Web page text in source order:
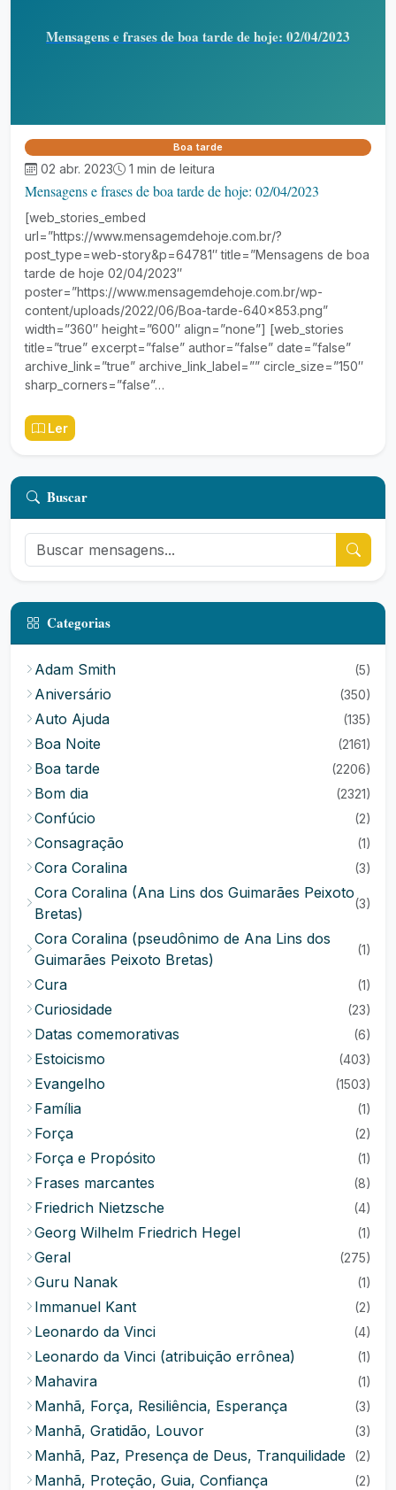
Mensagens e frases de boa tarde de hoje: 02/04/2023
Boa tarde
02 abr. 2023 1 min de leitura
Mensagens e frases de boa tarde de hoje: 02/04/2023
[web_stories_embed
url=”https://www.mensagemdehoje.com.br/?
post_type=web-story&p=64781″ title=”Mensagens de boa
tarde de hoje 02/04/2023″
poster=”https://www.mensagemdehoje.com.br/wp-
content/uploads/2022/06/Boa-tarde-640×853.png”
width=”360″ height=”600″ align=”none”] [web_stories
title=”true” excerpt=”false” author=”false” date=”false”
archive_link=”true” archive_link_label=”” circle_size=”150″
sharp_corners=”false”…
Ler
Buscar
Categorias
Adam Smith (5)
Aniversário (350)
Auto Ajuda (135)
Boa Noite (2161)
Boa tarde (2206)
Bom dia (2321)
Confúcio (2)
Consagração (1)
Cora Coralina (3)
Cora Coralina (Ana Lins dos Guimarães Peixoto
Bretas)
(3)
Cora Coralina (pseudônimo de Ana Lins dos
Guimarães Peixoto Bretas)
(1)
Cura (1)
Curiosidade (23)
Datas comemorativas (6)
Estoicismo (403)
Evangelho (1503)
Família (1)
Força (2)
Força e Propósito (1)
Frases marcantes (8)
Friedrich Nietzsche (4)
Georg Wilhelm Friedrich Hegel (1)
Geral (275)
Guru Nanak (1)
Immanuel Kant (2)
Leonardo da Vinci (4)
Leonardo da Vinci (atribuição errônea) (1)
Mahavira (1)
Manhã, Força, Resiliência, Esperança (3)
Manhã, Gratidão, Louvor (3)
Manhã, Paz, Presença de Deus, Tranquilidade (2)
Manhã, Proteção, Guia, Confiança (2)